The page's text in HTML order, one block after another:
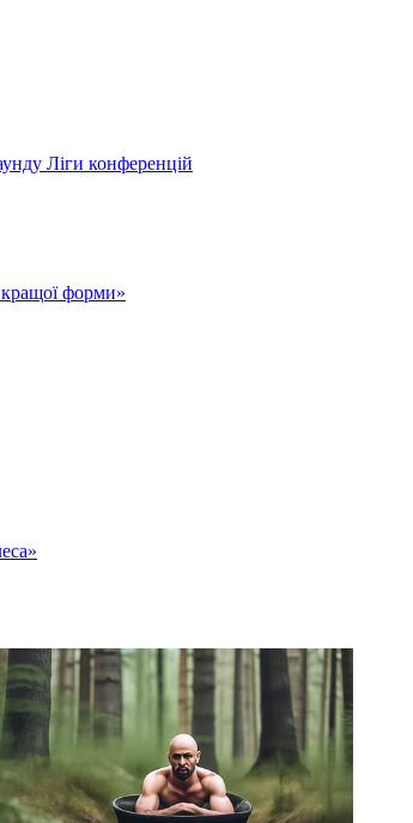
Ліги конференцій
форми»